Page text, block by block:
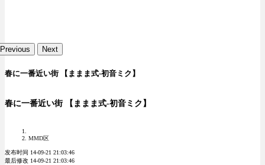
Previous Next
春に一番近い街 【ままま式-初音ミク】
春に一番近い街 【ままま式-初音ミク】
MMD区
发布时间 14-09-21 21:03:46
最后修改 14-09-21 21:03:46